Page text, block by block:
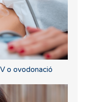
o ovodonació